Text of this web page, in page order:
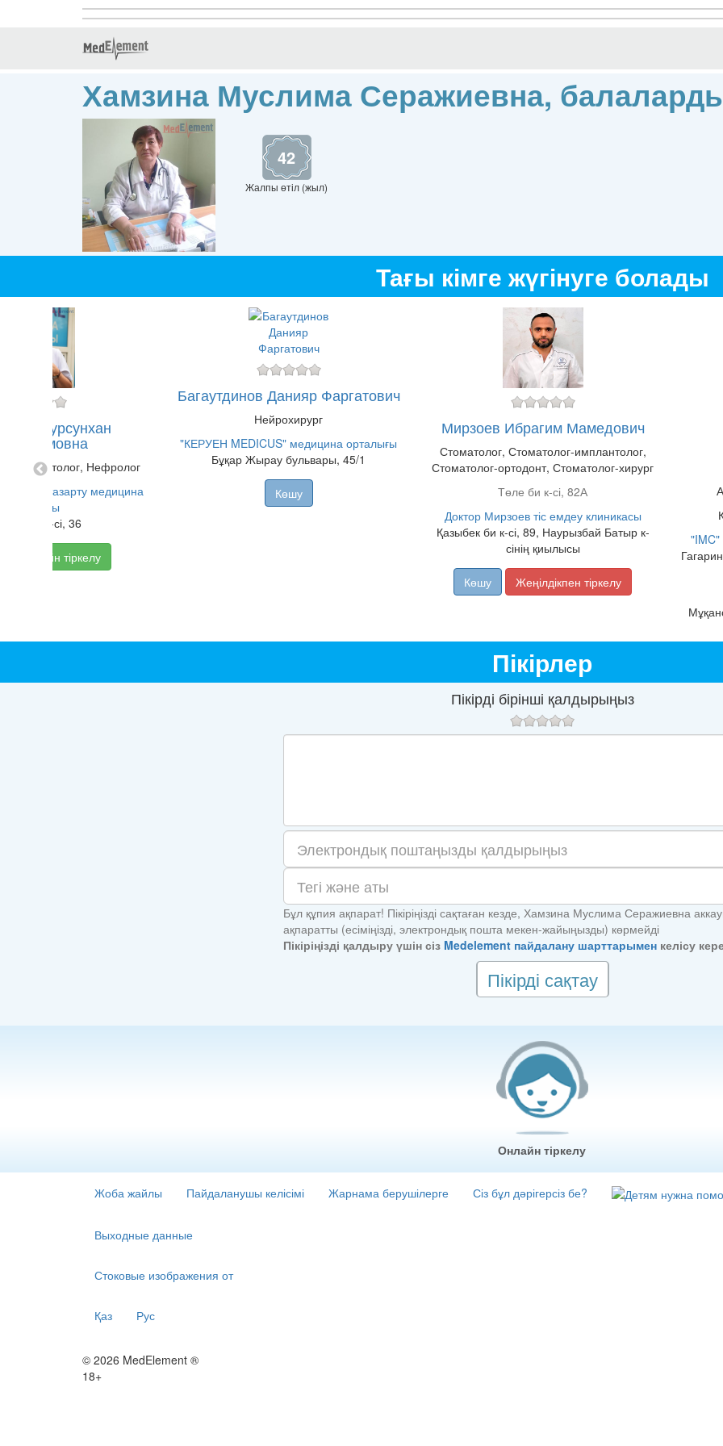
Хамзина Муслима Серажиевна,
42
Жалпы өтіл (жыл)
Тағы кімге жүгінуге болады
Турсунхан
реаниматолог, Нефролог
қан тазарту медицина
орталығы
к-сі, 36
Онлайн тіркелу
Багаутдинов Данияр Фаргатович
Нейрохирург
"КЕРУЕН MEDICUS" медицина орталығы
Бұқар Жырау бульвары, 45/1
Көшу
Мирзоев Ибрагим Мамедович
Стоматолог, Стоматолог-имплантолог,
Стоматолог-ортодонт, Стоматолог-хирург
Төле би к-сі, 82А
Доктор Мирзоев тіс емдеу клиникасы
Қазыбек би к-сі, 89, Наурызбай Батыр к-
сінің қиылысы
Көшу Жеңілдікпен тіркелу
"IMC"
Пікірлер
Пікірді бірінші қалдырыңыз
Бұл құпия ақпарат! Пікіріңізді сақтаған кезде, Хамзина Муслима Серажиевна
ақпаратты (есіміңізді, электрондық пошта мекен-жайыңызды) көрмейді
Пікіріңізді қалдыру үшін сіз Medelement пайдалану шарттарымен келісу
Пікірді сақтау
Онлайн тіркелу
Жоба жайлы Пайдаланушы келісімі Жарнама берушілерге Сіз бұл дәрігерсіз бе?
Выходные данные
Стоковые изображения от
Қаз Рус
© 2026 MedElement ®
18+